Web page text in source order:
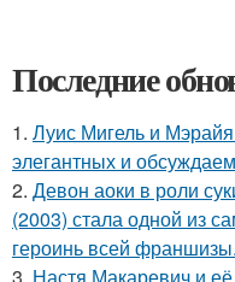
Последние
1. Луис Мигель и
элегантных и
2. Девон аоки в роли
(2003) стала одной из
героинь всей франшизы.
3. Настя Макаревич и